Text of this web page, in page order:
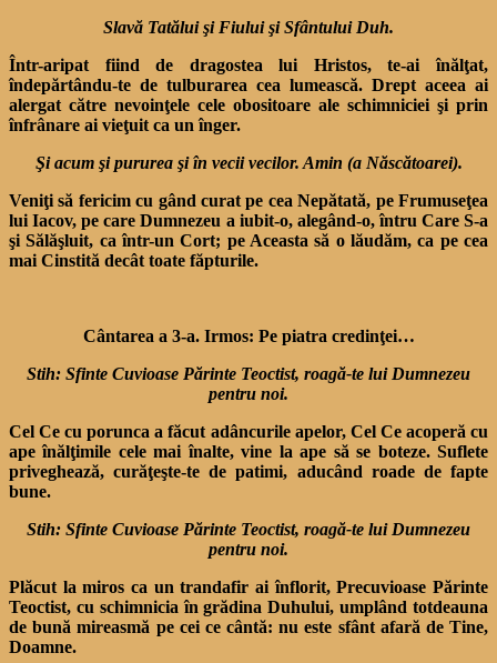
Slavă Tatălui şi Fiului şi Sfântului Duh.
Într-aripat fiind de dragostea lui Hristos, te-ai înălţat,
îndepărtându-te de tulburarea cea lumească. Drept aceea ai
alergat către nevoinţele cele obositoare ale schimniciei şi prin
înfrânare ai vieţuit ca un înger.
Şi acum şi pururea şi în vecii vecilor. Amin (a Născătoarei).
Veniţi să fericim cu gând curat pe cea Nepătată, pe Frumuseţea
lui Iacov, pe care Dumnezeu a iubit-o, alegând-o, întru Care S-a
şi Sălăşluit, ca într-un Cort; pe Aceasta să o lăudăm, ca pe cea
mai Cinstită decât toate făpturile.
Cântarea a 3-a. Irmos: Pe piatra credinţei…
Stih: Sfinte Cuvioase Părinte Teoctist, roagă-te lui Dumnezeu
pentru noi.
Cel Ce cu porunca a făcut adâncurile apelor, Cel Ce acoperă cu
ape înălţimile cele mai înalte, vine la ape să se boteze. Suflete
priveghează, curăţeşte-te de patimi, aducând roade de fapte
bune.
Stih: Sfinte Cuvioase Părinte Teoctist, roagă-te lui Dumnezeu
pentru noi.
Plăcut la miros ca un trandafir ai înflorit, Precuvioase Părinte
Teoctist, cu schimnicia în grădina Duhului, umplând totdeauna
de bună mireasmă pe cei ce cântă: nu este sfânt afară de Tine,
Doamne.